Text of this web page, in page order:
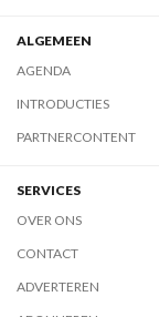
ALGEMEEN
AGENDA
INTRODUCTIES
PARTNERCONTENT
SERVICES
OVER ONS
CONTACT
ADVERTEREN